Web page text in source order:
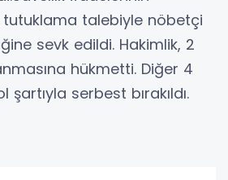
tutuklama talebiyle nöbetçi
sevk edildi. Hakimlik, 2
hükmetti. Diğer 4
serbest bırakıldı.